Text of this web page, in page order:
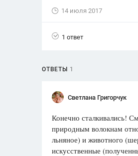
1752 ответа
ответов
14 июля 2017
1 ответ
ОТВЕТЫ 1
Светлана Григорчук
Конечно сталкивались!
природным волокнам
льняное) и животного
искусственные